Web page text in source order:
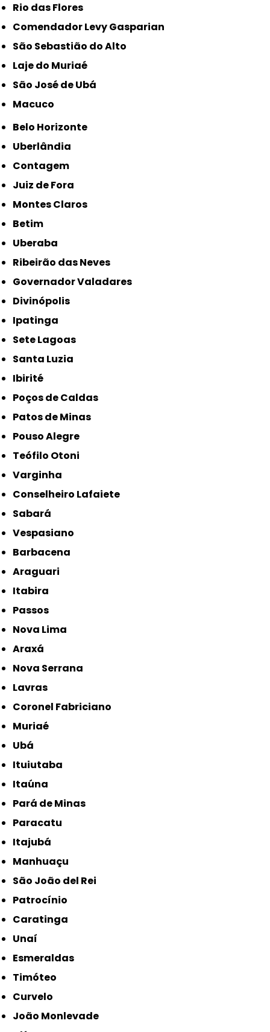
Rio das Flores
Comendador Levy Gasparian
São Sebastião do Alto
Laje do Muriaé
São José de Ubá
Macuco
Belo Horizonte
Uberlândia
Contagem
Juiz de Fora
Montes Claros
Betim
Uberaba
Ribeirão das Neves
Governador Valadares
Divinópolis
Ipatinga
Sete Lagoas
Santa Luzia
Ibirité
Poços de Caldas
Patos de Minas
Pouso Alegre
Teófilo Otoni
Varginha
Conselheiro Lafaiete
Sabará
Vespasiano
Barbacena
Araguari
Itabira
Passos
Nova Lima
Araxá
Nova Serrana
Lavras
Coronel Fabriciano
Muriaé
Ubá
Ituiutaba
Itaúna
Pará de Minas
Paracatu
Itajubá
Manhuaçu
São João del Rei
Patrocínio
Caratinga
Unaí
Esmeraldas
Timóteo
Curvelo
João Monlevade